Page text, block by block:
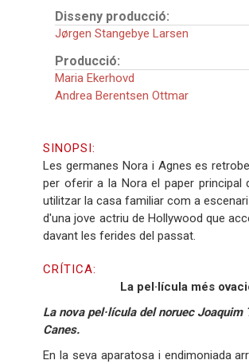
Disseny producció:
Jørgen Stangebye Larsen
Producció:
Maria Ekerhovd
Andrea Berentsen Ottmar
SINOPSI:
Les germanes Nora i Agnes es
per oferir a la Nora el paper principal
utilitzar la casa familiar com a
d'una jove actriu de Hollywood que
davant les ferides del passat.
CRÍTICA:
La pel·lícula més
La nova pel·lícula del noruec Joaquim
Canes.
En la seva aparatosa i endimoniada